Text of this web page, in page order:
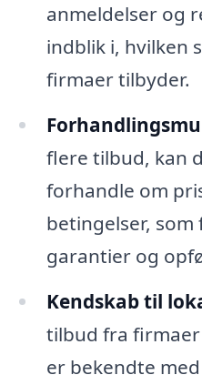
anmeldelser og
indblik i, hvilken
firmaer tilbyder.
flere tilbud, kan
forhandle om
betingelser, som
garantier og
Kendskab til
tilbud fra
er bekendte